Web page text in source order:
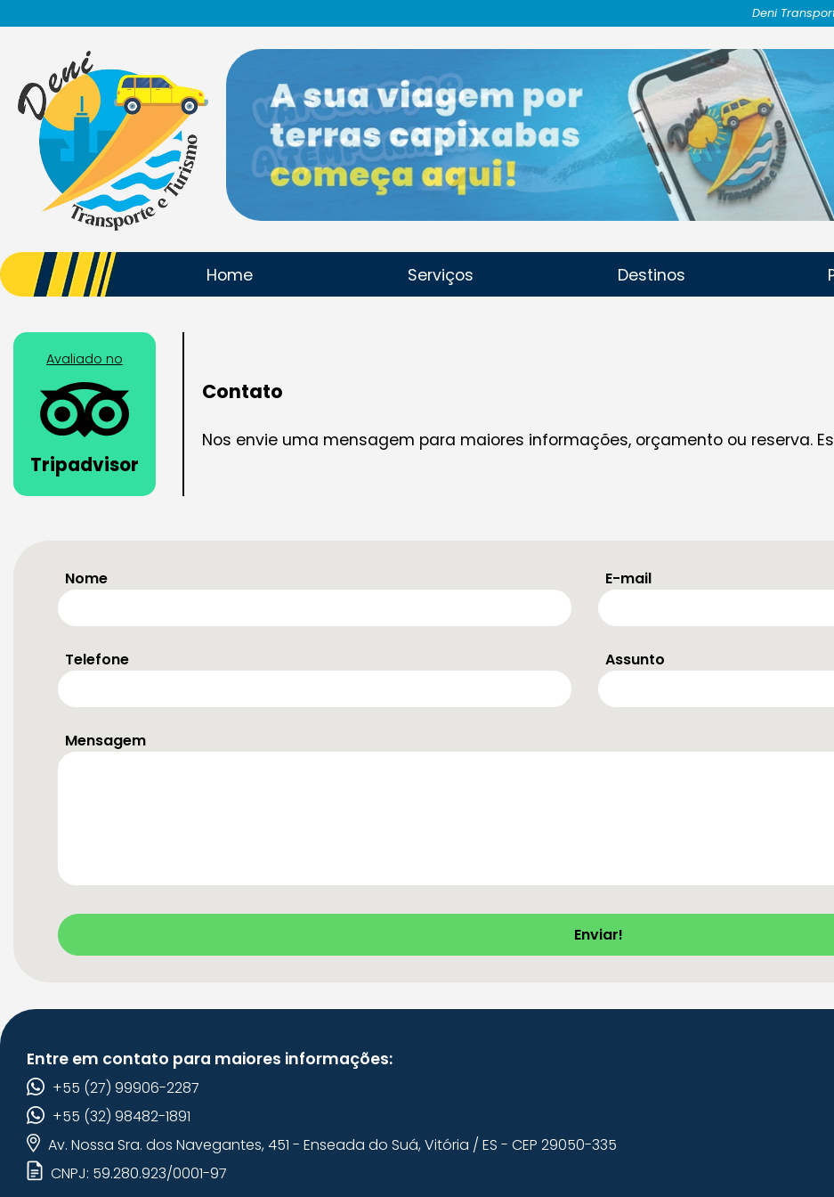
Deni
Home Serviços Destinos
Avaliado no
Tripadvisor
Contato
Nos envie uma mensagem para maiores informações, orçamento ou reserva.
Nome E-mail
Telefone Assunto
Mensagem
Entre em contato para maiores informações:
+55 (27) 99906-2287
+55 (32) 98482-1891
Av. Nossa Sra. dos Navegantes, 451 - Enseada do Suá, Vitória / ES - CEP 29050-335
CNPJ: 59.280.923/0001-97